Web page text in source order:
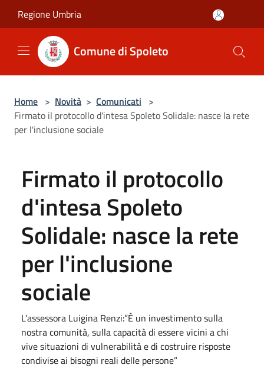
Regione Umbria
Comune di Spoleto
Home > Novità > Comunicati >
Firmato il protocollo d'intesa Spoleto Solidale: nasce la rete
per l'inclusione sociale
Firmato il protocollo
d'intesa Spoleto
Solidale: nasce la rete
per l'inclusione
sociale
L’assessora Luigina Renzi:”È un investimento sulla
nostra comunità, sulla capacità di essere vicini a chi
vive situazioni di vulnerabilità e di costruire risposte
condivise ai bisogni reali delle persone”